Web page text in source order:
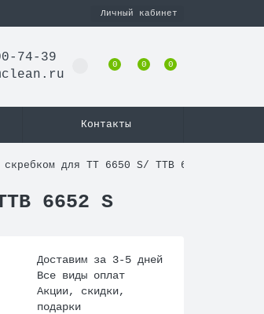
Личный кабинет
74-39
0 0 0
Контакты
для ТТ 6650 S/ TTB 6652 S
6652 S
Доставим за 3-5 дней
Все виды оплат
Акции, скидки,
подарки